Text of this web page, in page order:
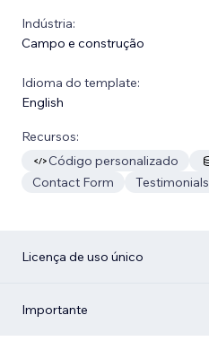
Indústria:
Campo e construção
Idioma do template:
English
Recursos:
Código personalizado
Contact Form
Testimonials
Licença de uso único
Importante